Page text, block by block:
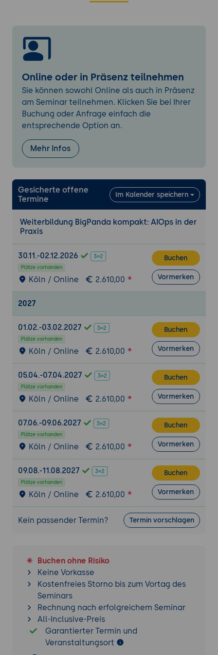
logische Zusammenhänge
Root Cause Analysis
Topologie-basierte Abhängigkeitsanalyse
Impact-Bewertung und Priorisierung
Visualisierung von Incident-Ketten
Noise Reduction Strategien
Konfiguration von Filterregeln
Alert-Storm Protection Mechanismen
Gewichtung
Regeln für Team-Zuweisung
Eskalationspfad-Definition
Context-Aware Routing
Playbook-Nutzung
Integration mit ChatOps (Slack, MS
Automatisierte Diagnoseschritte
Custom Automations
Integration mit externen Scripts
Bedingungen und Trigger konfigurieren
Team Collaboration
Shared War Rooms
Kommentarfunktionen und Notizen
Aufgabenverteilung im Incident
Eskalationsmanagement
Zeitgesteuerte Eskalationen
On-Call-Rotationen abbilden
Push)
Externe Kommunikation
Statuspage-Integration
Kundenkommunikations-Templates
Vorkonfigurierte Operations-Views
Custom Dashboard-Erstellung
Widgets und Visualisierungsoptionen
Historische Auswertungen
Trendanalysen für wiederkehrende
Probleme
MTTR-Verbesserungspotenziale
Online oder in Präsenz teilnehmen
Sie können sowohl Online als auch in Präsenz
am Seminar teilnehmen. Klicken Sie bei Ihrer
Buchung oder Anfrage einfach die
entsprechende Option an.
Mehr Infos
Gesicherte offene
Termine
Im Kalender speichern
Weiterbildung BigPanda kompakt: AIOps in der
Praxis
30.11.-02.12.2026
Plätze vorhanden
Köln / Online 2.610,00
Buchen
Vormerken
2027
01.02.-03.02.2027
Plätze vorhanden
Köln / Online 2.610,00
Buchen
Vormerken
05.04.-07.04.2027
Plätze vorhanden
Köln / Online 2.610,00
Buchen
Vormerken
07.06.-09.06.2027
Plätze vorhanden
Köln / Online 2.610,00
Buchen
Vormerken
09.08.-11.08.2027
Plätze vorhanden
Köln / Online 2.610,00
Buchen
Vormerken
Kein passender Termin? Termin vorschlagen
Buchen ohne Risiko
Keine Vorkasse
Kostenfreies Storno bis zum Vortag des
Seminars
Rechnung nach erfolgreichem Seminar
All-Inclusive-Preis
Garantierter Termin und
Veranstaltungsort